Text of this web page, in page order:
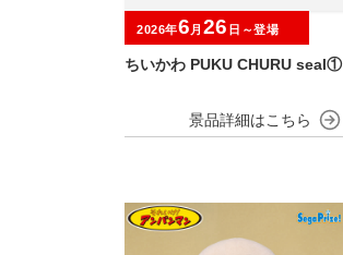
ちいかわ PUKU CHURU seal①
2026年6 月 26 日～登場